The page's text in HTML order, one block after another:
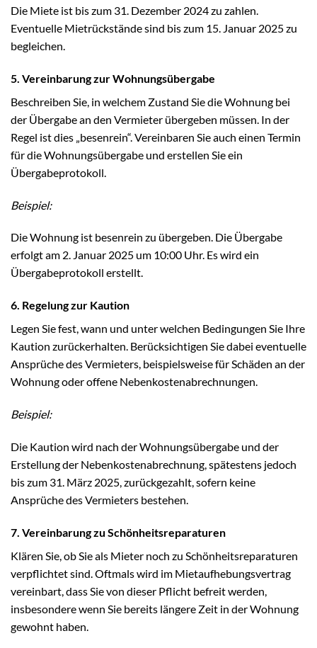
Die Miete ist bis zum 31. Dezember 2024 zu zahlen.
Eventuelle Mietrückstände sind bis zum 15. Januar 2025 zu
begleichen.
5. Vereinbarung zur Wohnungsübergabe
Beschreiben Sie, in welchem Zustand Sie die Wohnung bei
der Übergabe an den Vermieter übergeben müssen. In der
Regel ist dies „besenrein“. Vereinbaren Sie auch einen Termin
für die Wohnungsübergabe und erstellen Sie ein
Übergabeprotokoll.
Beispiel:
Die Wohnung ist besenrein zu übergeben. Die Übergabe
erfolgt am 2. Januar 2025 um 10:00 Uhr. Es wird ein
Übergabeprotokoll erstellt.
6. Regelung zur Kaution
Legen Sie fest, wann und unter welchen Bedingungen Sie Ihre
Kaution zurückerhalten. Berücksichtigen Sie dabei eventuelle
Ansprüche des Vermieters, beispielsweise für Schäden an der
Wohnung oder offene Nebenkostenabrechnungen.
Beispiel:
Die Kaution wird nach der Wohnungsübergabe und der
Erstellung der Nebenkostenabrechnung, spätestens jedoch
bis zum 31. März 2025, zurückgezahlt, sofern keine
Ansprüche des Vermieters bestehen.
7. Vereinbarung zu Schönheitsreparaturen
Klären Sie, ob Sie als Mieter noch zu Schönheitsreparaturen
verpflichtet sind. Oftmals wird im Mietaufhebungsvertrag
vereinbart, dass Sie von dieser Pflicht befreit werden,
insbesondere wenn Sie bereits längere Zeit in der Wohnung
gewohnt haben.